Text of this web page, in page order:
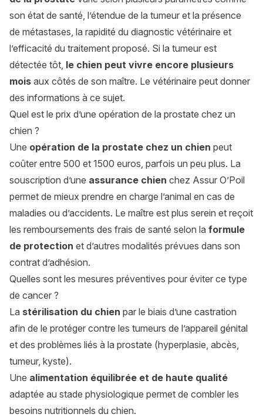
son état de santé, l’étendue de la tumeur et la présence
de métastases, la rapidité du diagnostic vétérinaire et
l’efficacité du traitement proposé. Si la tumeur est
détectée tôt, le chien peut vivre encore plusieurs
mois aux côtés de son maître. Le vétérinaire peut donner
des informations à ce sujet.
Quel est le prix d’une opération de la prostate chez un
chien ?
Une opération de la prostate chez un chien peut
coûter entre 500 et 1500 euros, parfois un peu plus. La
souscription d’une assurance chien chez Assur O’Poil
permet de mieux prendre en charge l’animal en cas de
maladies ou d’accidents. Le maître est plus serein et reçoit
les remboursements des frais de santé selon la formule
de protection et d’autres modalités prévues dans son
contrat d’adhésion.
Quelles sont les mesures préventives pour éviter ce type
de cancer ?
La stérilisation du chien par le biais d’une castration
afin de le protéger contre les tumeurs de l’appareil génital
et des problèmes liés à la prostate (hyperplasie, abcès,
tumeur, kyste).
Une alimentation équilibrée et de haute qualité
adaptée au stade physiologique permet de combler les
besoins nutritionnels du chien.